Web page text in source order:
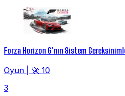
Forza Horizon 6'nın Sistem
Oyun
🚀 10
3